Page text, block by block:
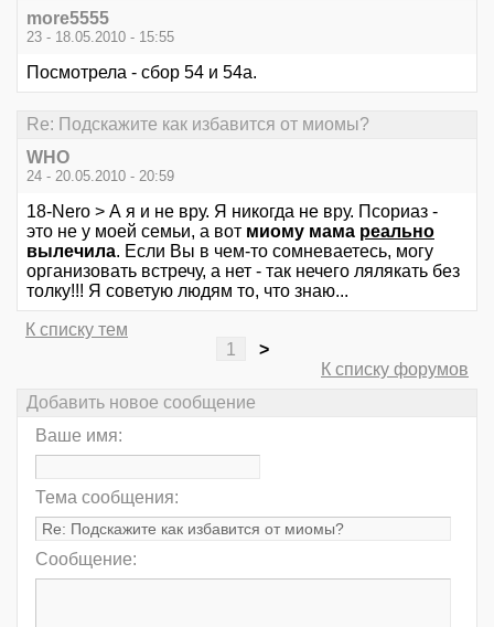
more5555
23 - 18.05.2010 - 15:55
Посмотрела - сбор 54 и 54а.
Re: Подскажите как избавится от миомы?
WHO
24 - 20.05.2010 - 20:59
18-Nero > А я и не вру. Я никогда не вру. Псориаз -
это не у моей семьи, а вот миому мама реально
вылечила. Если Вы в чем-то сомневаетесь, могу
организовать встречу, а нет - так нечего лялякать без
толку!!! Я советую людям то, что знаю...
К списку тем
1
>
К списку форумов
Добавить новое сообщение
Ваше имя:
Тема сообщения:
Сообщение: